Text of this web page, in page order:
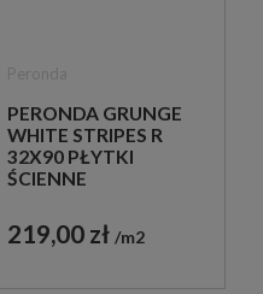
PERONDA GRUNGE
WHITE STRIPES R
32X90 PŁYTKI
ŚCIENNE
219,00 zł m2